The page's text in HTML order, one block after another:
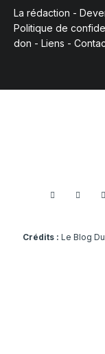
La rédaction -
Politique de
don - Liens -
Crédits : Le Blog